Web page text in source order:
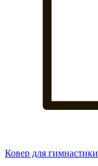
Ковер для гимнастики